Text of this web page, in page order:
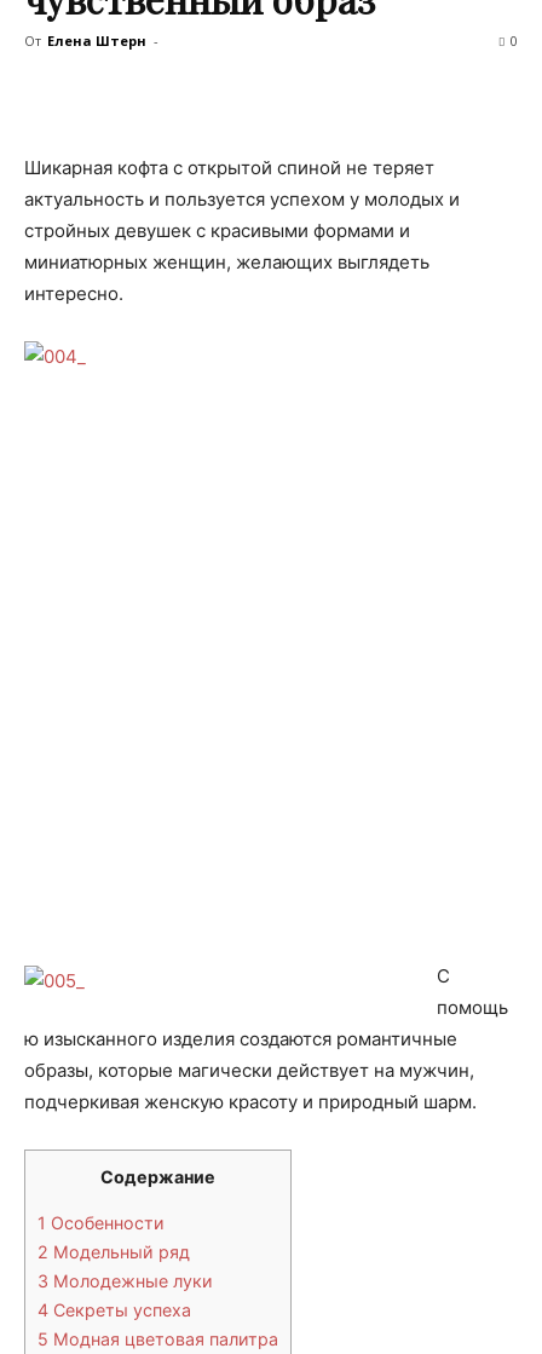
От Елена Штерн - 0
Шикарная кофта с открытой спиной не теряет
актуальность и пользуется успехом у молодых и
стройных девушек с красивыми формами и
миниатюрных женщин, желающих выглядеть
интересно.
С
помощь
ю изысканного изделия создаются романтичные
образы, которые магически действует на мужчин,
подчеркивая женскую красоту и природный шарм.
Содержание
1 Особенности
2 Модельный ряд
3 Молодежные луки
4 Секреты успеха
5 Модная цветовая палитра